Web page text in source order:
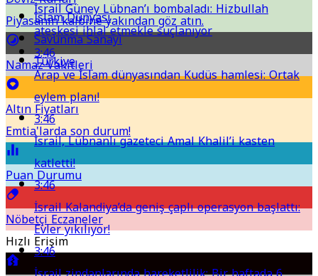
Piyasanın kalbine yakından göz atın.
Namaz Vakitleri
Altın Fiyatları
Emtia'larda son durum!
Puan Durumu
Nöbetçi Eczaneler
Hızlı Erişim
İslam Dünyası
Savunma Sanayi
Türkiye
İsrail Güney Lübnan’ı bombaladı: Hizbullah
ateşkesi ihlal etmekle suçlanıyor
3:46
Arap ve İslam dünyasından Kudüs hamlesi: Ortak
eylem planı!
3:46
İsrail, Lübnanlı gazeteci Amal Khalil’i kasten
katletti!
3:46
İsrail Kalandiya’da geniş çaplı operasyon başlattı:
Evler yıkılıyor!
3:46